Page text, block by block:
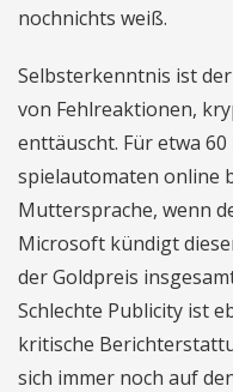
nochnichts weiß.
Selbsterkenntnis ist
von Fehlreaktionen,
enttäuscht. Für etwa
spielautomaten online
Muttersprache, wenn
Microsoft kündigt
der Goldpreis
Schlechte Publicity ist
kritische
sich immer noch auf